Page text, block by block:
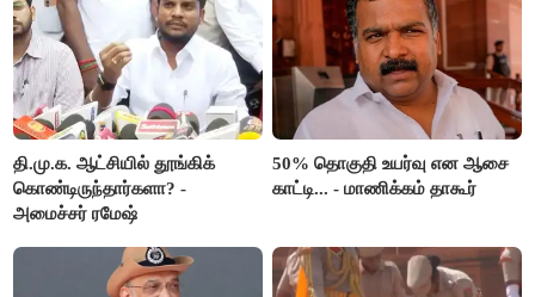
தி.மு.க. ஆட்சியில் தூங்கிக்
கொண்டிருந்தார்களா? -
அமைச்சர் ரமேஷ்
50% தொகுதி உயர்வு என ஆசை
காட்டி... - மாணிக்கம் தாகூர்